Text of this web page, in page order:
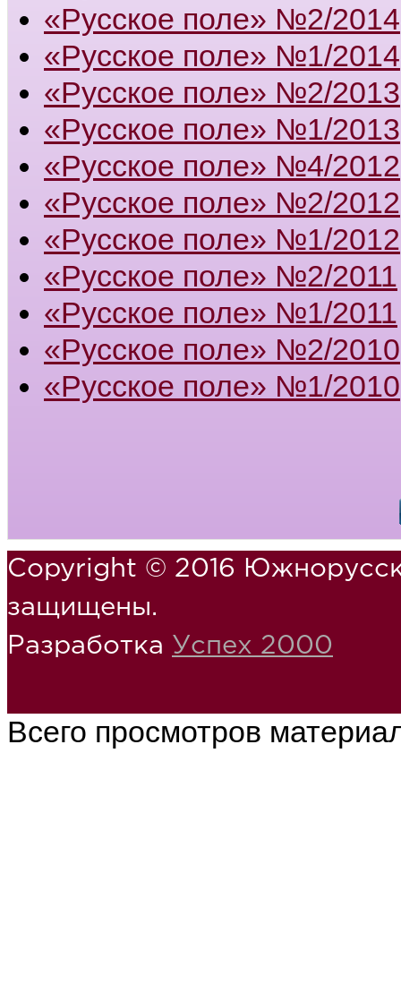
«Русское поле» №2/2014
«Русское поле» №1/2014
«Русское поле» №2/2013
«Русское поле» №1/2013
«Русское поле» №4/2012
«Русское поле» №2/2012
«Русское поле» №1/2012
«Русское поле» №2/2011
«Русское поле» №1/2011
«Русское поле» №2/2010
«Русское поле» №1/2010
Copyright © 2016
защищены.
Разработка Успех 2000
Всего просмотров